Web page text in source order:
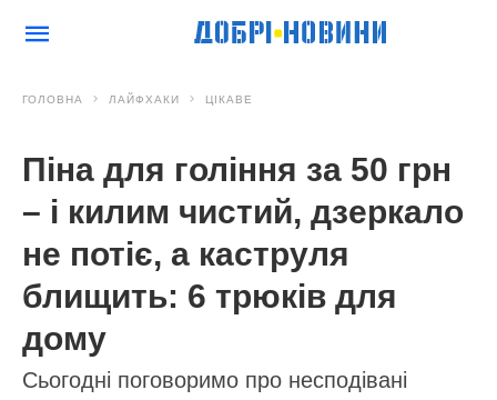
ГОЛОВНА ЛАЙФХАКИ ЦІКАВЕ
Піна для гоління за 50 грн
– і килим чистий, дзеркало
не потіє, а каструля
блищить: 6 трюків для
дому
Сьогодні поговоримо про несподівані